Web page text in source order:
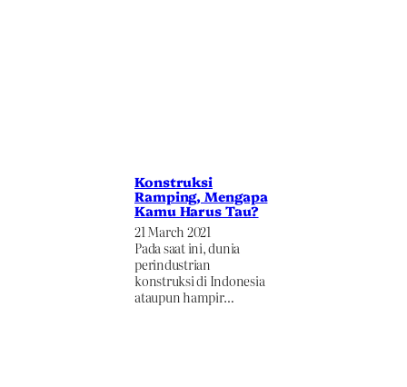
Konstruksi
Ramping, Mengapa
Kamu Harus Tau?
21 March 2021
Pada saat ini, dunia
perindustrian
konstruksi di Indonesia
ataupun hampir…